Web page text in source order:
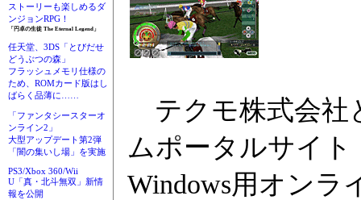
ストーリーも楽しめるダ
ンジョンRPG！
「円卓の生徒 The Eternal Legend」
任天堂、3DS「とびだせ
どうぶつの森」
フラッシュメモリ仕様の
ため、ROMカード版はし
ばらく品薄に……
「ファンタシースターオ
ンライン2」
大型アップデート第2弾
「闇の集いし場」を実施
PS3/Xbox 360/Wii
U「真・北斗無双」新情
報を公開
テクモ株式会社
ムポータルサイト
Windows用オンラ